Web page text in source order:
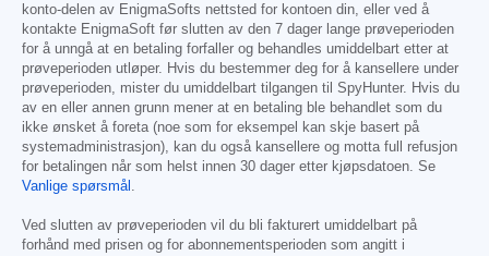
konto-delen av EnigmaSofts nettsted for kontoen din, eller ved å
kontakte EnigmaSoft før slutten av den 7 dager lange prøveperioden
for å unngå at en betaling forfaller og behandles umiddelbart etter at
prøveperioden utløper. Hvis du bestemmer deg for å kansellere under
prøveperioden, mister du umiddelbart tilgangen til SpyHunter. Hvis du
av en eller annen grunn mener at en betaling ble behandlet som du
ikke ønsket å foreta (noe som for eksempel kan skje basert på
systemadministrasjon), kan du også kansellere og motta full refusjon
for betalingen når som helst innen 30 dager etter kjøpsdatoen. Se
Vanlige spørsmål .
Ved slutten av prøveperioden vil du bli fakturert umiddelbart på
forhånd med prisen og for abonnementsperioden som angitt i